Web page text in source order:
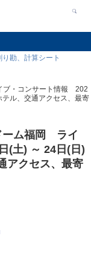
勘、計算シート
・コンサート情報 202
ル、交通アクセス、最寄
ーム福岡 ライ
(土) ～ 24日(日)
アクセス、最寄